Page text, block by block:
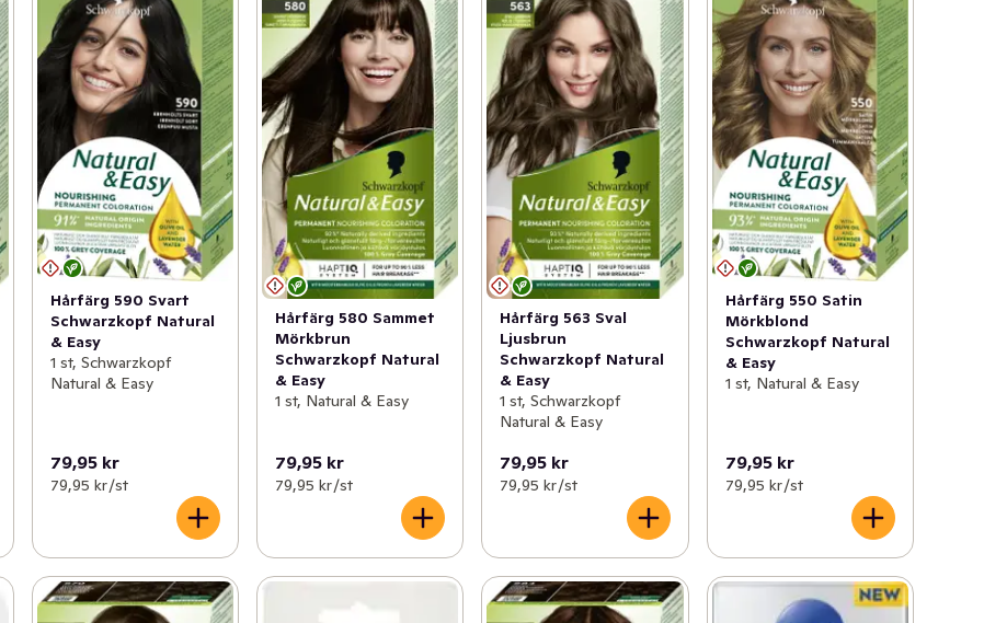
Hårfärg 590 Svart
Schwarzkopf Natural
& Easy
1 st, Schwarzkopf
Natural & Easy
79,95 kr
79,95 kr /st
Hårfärg 580 Sammet
Mörkbrun
Schwarzkopf Natural
& Easy
1 st, Natural & Easy
79,95 kr
79,95 kr /st
Hårfärg 563 Sval
Ljusbrun
Schwarzkopf Natural
& Easy
1 st, Schwarzkopf
Natural & Easy
79,95 kr
79,95 kr /st
Hårfärg 550 Satin
Mörkblond
Schwarzkopf Natural
& Easy
1 st, Natural & Easy
79,95 kr
79,95 kr /st